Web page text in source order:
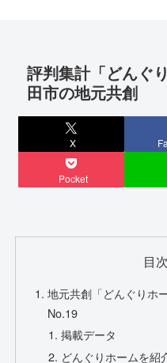
評判集計「どんぐ
田市の地元共創
X
Pocket
目次
地元共創「どんぐりホ
No.19
掲載データ
どんぐりホームを紹